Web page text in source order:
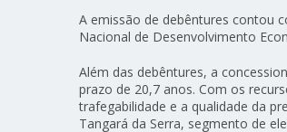
A emissão de debêntures contou
Nacional de Desenvolvimento
Além das debêntures, a
prazo de 20,7 anos. Com os
trafegabilidade e a qualidade da
Tangará da Serra, segmento de